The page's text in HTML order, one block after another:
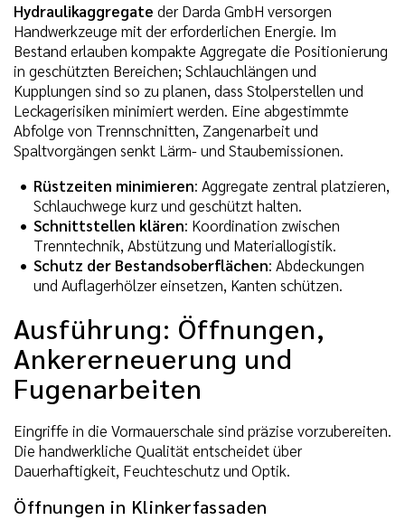
Hydraulikaggregate der Darda GmbH versorgen
Handwerkzeuge mit der erforderlichen Energie. Im
Bestand erlauben kompakte Aggregate die Positionierung
in geschützten Bereichen; Schlauchlängen und
Kupplungen sind so zu planen, dass Stolperstellen und
Leckagerisiken minimiert werden. Eine abgestimmte
Abfolge von Trennschnitten, Zangenarbeit und
Spaltvorgängen senkt Lärm- und Staubemissionen.
Rüstzeiten minimieren: Aggregate zentral platzieren,
Schlauchwege kurz und geschützt halten.
Schnittstellen klären: Koordination zwischen
Trenntechnik, Abstützung und Materiallogistik.
Schutz der Bestandsoberflächen: Abdeckungen
und Auflagerhölzer einsetzen, Kanten schützen.
Ausführung: Öffnungen,
Ankererneuerung und
Fugenarbeiten
Eingriffe in die Vormauerschale sind präzise vorzubereiten.
Die handwerkliche Qualität entscheidet über
Dauerhaftigkeit, Feuchteschutz und Optik.
Öffnungen in Klinkerfassaden